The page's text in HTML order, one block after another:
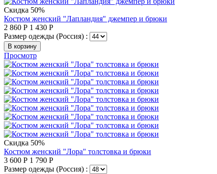
Скидка 50%
Костюм женский "Лапландия" джемпер и брюки
2 860 Р 1 430 Р
Размер одежды (Россия) :
В корзину
Просмотр
Скидка 50%
Костюм женский "Лора" толстовка и брюки
3 600 Р 1 790 Р
Размер одежды (Россия) :